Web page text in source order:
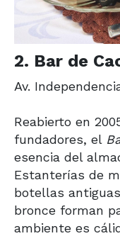
2. Bar de
Av.
Reabierto en
fundadores, el
esencia del
Estanterías de
botellas
bronce forman
ambiente es